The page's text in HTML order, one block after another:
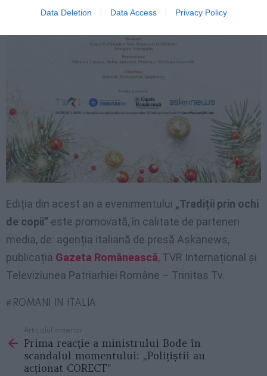
Data Deletion Data Access Privacy Policy
Ediția din acest an a evenimentului „Tradiții prin ochi
de copii” este promovată, în calitate de parteneri
media, de: agenția italiană de presă Askanews,
publicația Gazeta Românească, TVR Internațional și
Televiziunea Patriarhiei Române – Trinitas Tv.
ROMANI IN ITALIA
more
Articolul anterior
Prima reacţie a ministrului Bode în
scandalul momentului: „Polițiștii au
acționat CORECT”